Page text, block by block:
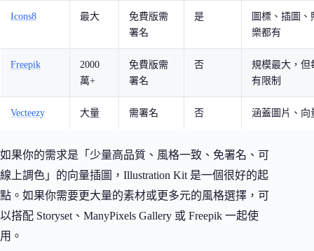
Icons8 最大
免費版需
署名
是
圖標、插圖、
樂都有
Freepik
2000
萬+
免費版需
署名
否
規模最大，但
有限制
Vecteezy 大量 需署名 否 涵蓋圖片、向
如果你的需求是「少量高品質、風格一致、免署名、可
線上調色」的向量插圖，Illustration Kit 是一個很好的起
點。如果你需要更大量的素材或更多元的風格選擇，可
以搭配 Storyset、ManyPixels Gallery 或 Freepik 一起使
用。